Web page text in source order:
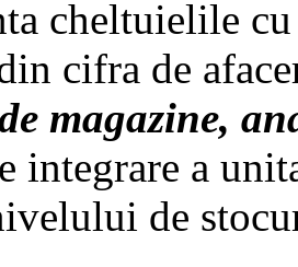
cheltuielile
cifra de
magazine,
integrare a
de